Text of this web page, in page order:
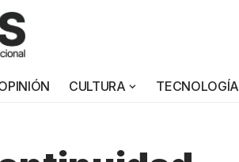
CULTURA TECNOLOGÍA